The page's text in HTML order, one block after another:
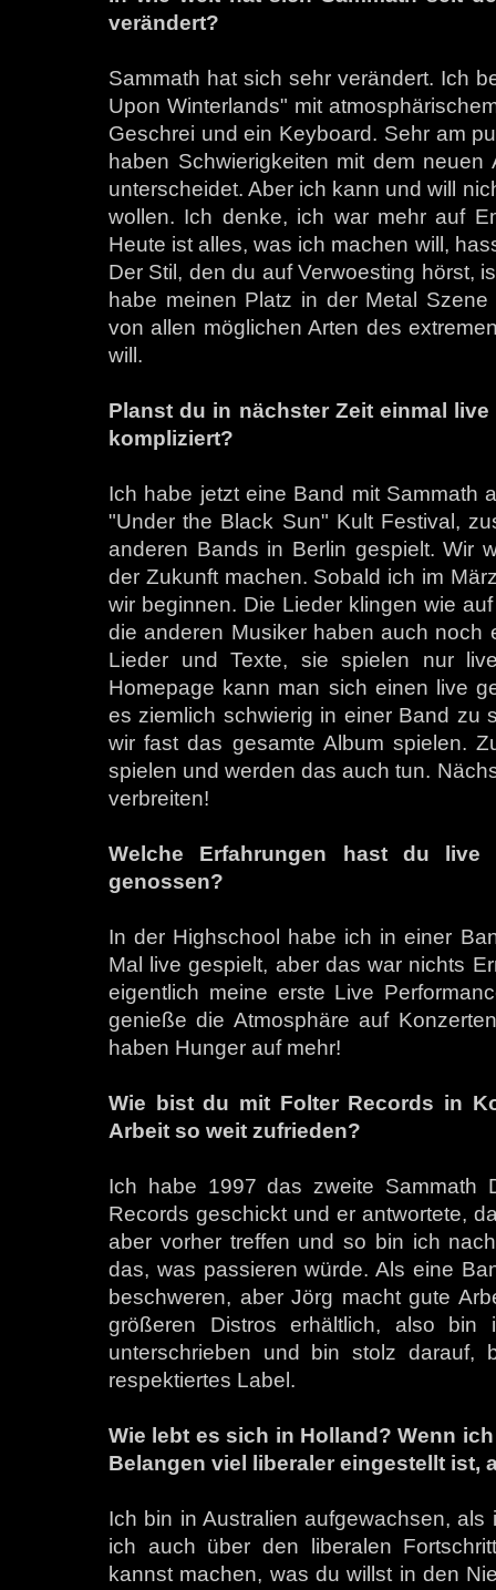
verändert?
Sammath hat sich sehr verändert. Ich
Upon Winterlands" mit
Geschrei und ein Keyboard. Sehr am
haben Schwierigkeiten mit dem
unterscheidet. Aber ich kann und will
wollen. Ich denke, ich war mehr auf
Heute ist alles, was ich machen will,
Der Stil, den du auf Verwoesting hörst,
habe meinen Platz in der Metal
von allen möglichen Arten des
will.
Planst du in nächster Zeit einmal
kompliziert?
Ich habe jetzt eine Band mit Sammath
"Under the Black Sun" Kult Festival,
anderen Bands in Berlin gespielt. Wir
der Zukunft machen. Sobald ich im
wir beginnen. Die Lieder klingen wie
die anderen Musiker haben auch noch
Lieder und Texte, sie spielen nur
Homepage kann man sich einen live
es ziemlich schwierig in einer Band zu
wir fast das gesamte Album spielen.
spielen und werden das auch tun.
verbreiten!
Welche Erfahrungen hast du
genossen?
In der Highschool habe ich in einer
Mal live gespielt, aber das war nichts
eigentlich meine erste Live
genieße die Atmosphäre auf
haben Hunger auf mehr!
Wie bist du mit Folter Records in
Arbeit so weit zufrieden?
Ich habe 1997 das zweite Sammath
Records geschickt und er antwortete,
aber vorher treffen und so bin ich
das, was passieren würde. Als eine
beschweren, aber Jörg macht gute
größeren Distros erhältlich, also
unterschrieben und bin stolz
respektiertes Label.
Wie lebt es sich in Holland? Wenn
Belangen viel liberaler eingestellt ist,
Ich bin in Australien aufgewachsen,
ich auch über den liberalen
kannst machen, was du willst in den